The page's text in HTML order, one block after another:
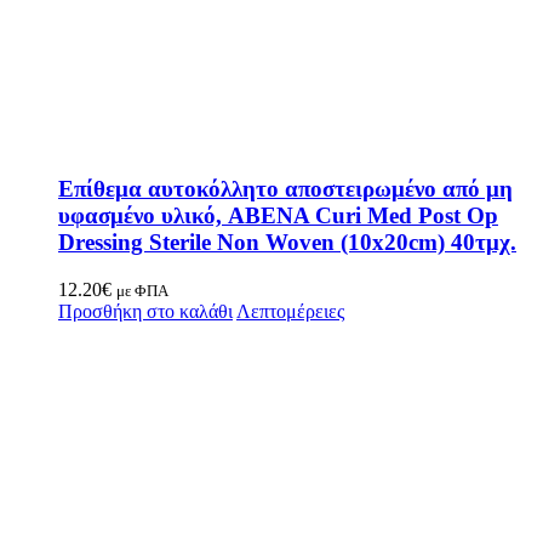
Επίθεμα αυτοκόλλητο αποστειρωμένο από μη
υφασμένο υλικό, ABENA Curi Med Post Op
Dressing Sterile Non Woven (10x20cm) 40τμχ.
12.20€ με ΦΠΑ
Προσθήκη στο καλάθι Λεπτομέρειες